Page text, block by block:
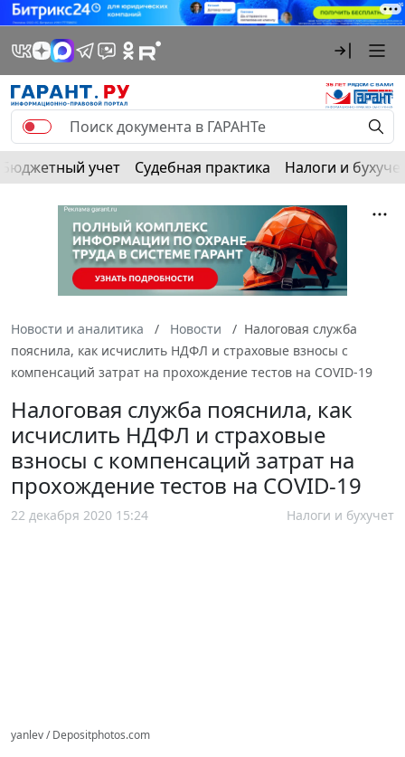
Бюджетный учет Судебная практика Налоги и
Новости и аналитика Новости
Налоговая служба
пояснила, как исчислить НДФЛ и страховые взносы с
компенсаций затрат на прохождение тестов на COVID-19
Налоговая служба пояснила, как
исчислить НДФЛ и страховые
взносы с компенсаций затрат на
прохождение тестов на COVID-19
22 декабря 2020 15:24 Налоги и бухучет
yanlev / Depositphotos.com